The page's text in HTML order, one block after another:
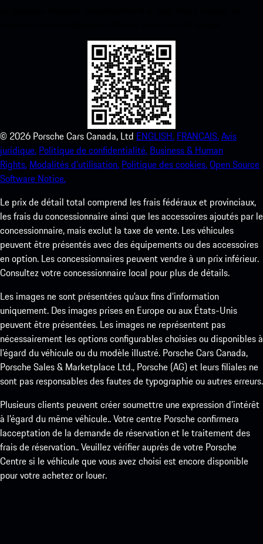
© 2026 Porsche Cars Canada, Ltd ENGLISH. FRANCAIS.Avis
juridique. Politique de confidentialité. Business & Human
Rights. Modalités d’utilisation. Politique des cookies.Open Source
Software Notice.
Le prix de détail total comprend les frais fédéraux et provinciaux,
les frais du concessionnaire ainsi que les accessoires ajoutés par le
concessionnaire, mais exclut la taxe de vente. Les véhicules
peuvent être présentés avec des équipements ou des accessoires
en option. Les concessionnaires peuvent vendre à un prix inférieur.
Consultez votre concessionnaire local pour plus de détails.
Les images ne sont présentées qu’aux fins d’information
uniquement. Des images prises en Europe ou aux États-Unis
peuvent être présentées. Les images ne représentent pas
nécessairement les options configurables choisies ou disponibles à
l’égard du véhicule ou du modèle illustré. Porsche Cars Canada,
Porsche Sales & Marketplace Ltd., Porsche (AG) et leurs filiales ne
sont pas responsables des fautes de typographie ou autres erreurs.
Plusieurs clients peuvent créer soumettre une expression d’intérêt
à l’égard du même véhicule.. Votre centre Porsche confirmera
lacceptation de la demande de réservation et le traitement des
frais de réservation.. Veuillez vérifier auprès de votre Porsche
Centre si le véhicule que vous avez choisi est encore disponible
pour votre achetez or louer.